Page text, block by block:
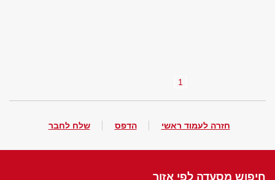
1
חזרה לעמוד ראשי הדפס שלח לחבר
חיפוש מסעדה לפי אזור